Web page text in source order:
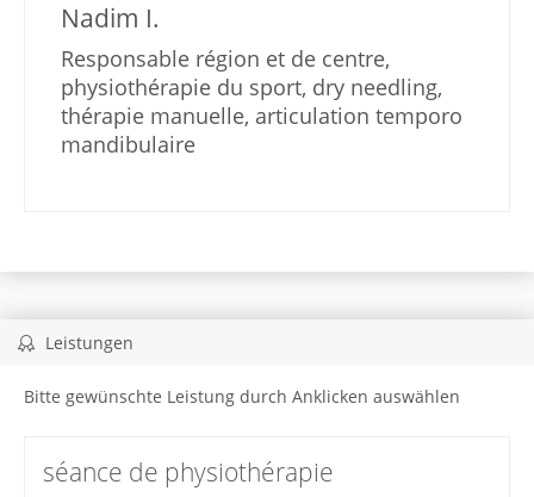
Nadim I.
Responsable région et de centre,
physiothérapie du sport, dry needling,
thérapie manuelle, articulation temporo
mandibulaire
Leistungen
Bitte gewünschte Leistung durch Anklicken auswählen
séance de physiothérapie